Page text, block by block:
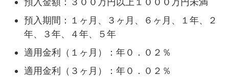
預入期間：１ヶ月、３ヶ月、６ヶ月、１年、２
年、３年、４年、５年
適用金利（１ヶ月）：年０．０２％
適用金利（３ヶ月）：年０．０２％